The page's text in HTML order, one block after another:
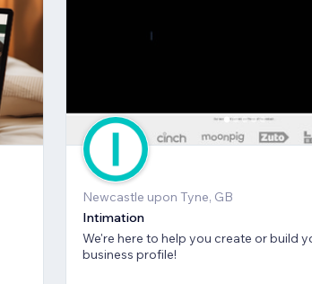
Newcastle upon Tyne, GB
Intimation
We're here to help you create or build
business profile!